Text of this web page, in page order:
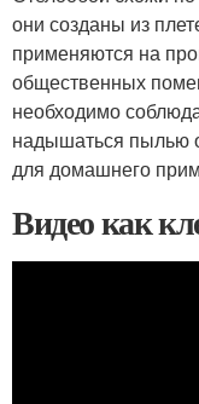
они созданы из
применяются на
общественных
необходимо
надышаться пылью
для домашнего
Видео как